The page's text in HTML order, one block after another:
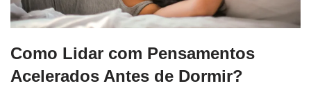
Como Lidar com Pensamentos
Acelerados Antes de Dormir?